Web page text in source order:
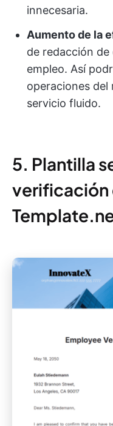
innecesaria.
Aumento de la
de redacción
empleo. Así
operaciones
servicio fluido.
5. Plantilla
verificación